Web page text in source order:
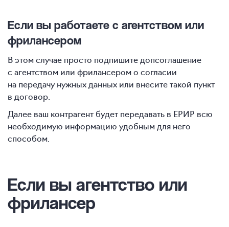
Если вы работаете с агентством или
фрилансером
В этом случае просто подпишите допсоглашение
с агентством или фрилансером о согласии
на передачу нужных данных или внесите такой пункт
в договор.
Далее ваш контрагент будет передавать в ЕРИР всю
необходимую информацию удобным для него
способом.
Если вы агентство или
фрилансер